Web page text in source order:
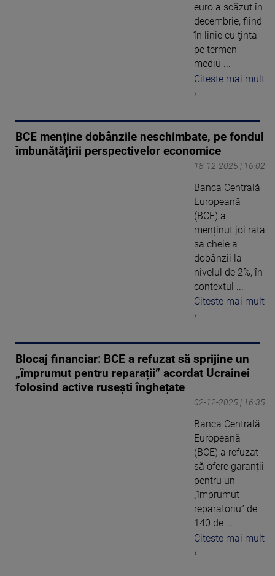
euro a scăzut în
decembrie, fiind
în linie cu ţinta
pe termen
mediu ...
Citeste mai mult
›
BCE menține dobânzile neschimbate, pe fondul
îmbunătățirii perspectivelor economice
18-12-2025 | 16:02
Banca Centrală
Europeană
(BCE) a
menținut joi rata
sa cheie a
dobânzii la
nivelul de 2%, în
contextul ...
Citeste mai mult
›
Blocaj financiar: BCE a refuzat să sprijine un
„împrumut pentru reparații” acordat Ucrainei
folosind active rusești înghețate
02-12-2025 | 16:35
Banca Centrală
Europeană
(BCE) a refuzat
să ofere garanții
pentru un
„împrumut
reparatoriu” de
140 de ...
Citeste mai mult
›